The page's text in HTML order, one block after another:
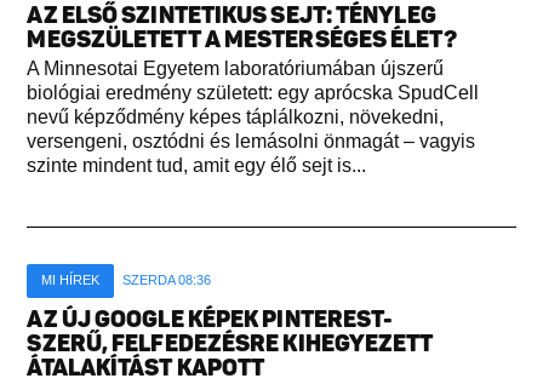
AZ ELSŐ SZINTETIKUS SEJT: TÉNYLEG
MEGSZÜLETETT A MESTERSÉGES ÉLET?
A Minnesotai Egyetem laboratóriumában újszerű
biológiai eredmény született: egy aprócska SpudCell
nevű képződmény képes táplálkozni, növekedni,
versengeni, osztódni és lemásolni önmagát – vagyis
szinte mindent tud, amit egy élő sejt is...
MI HÍREK SZERDA 08:36
AZ ÚJ GOOGLE KÉPEK PINTEREST-
SZERŰ, FELFEDEZÉSRE KIHEGYEZETT
ÁTALAKÍTÁST KAPOTT